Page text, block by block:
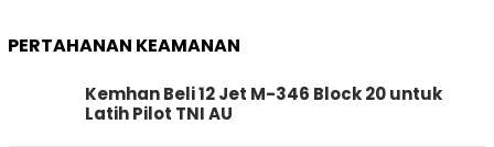
PERTAHANAN KEAMANAN
Kemhan Beli 12 Jet M-346 Block 20 untuk
Latih Pilot TNI AU